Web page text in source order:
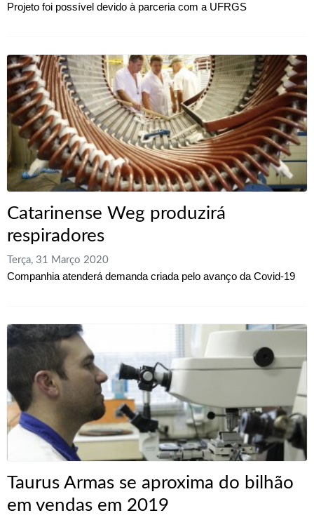
Projeto foi possível devido à parceria com a UFRGS
Catarinense Weg produzirá
respiradores
Terça, 31 Março 2020
Companhia atenderá demanda criada pelo avanço da Covid-19
Taurus Armas se aproxima do bilhão
em vendas em 2019